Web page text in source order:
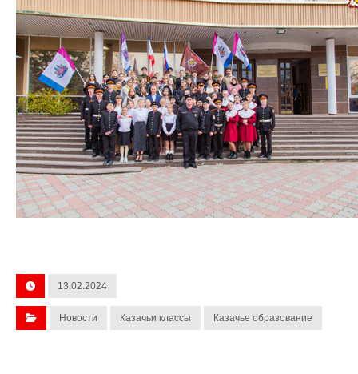
13.02.2024
Новости Казачьи классы Казачье образование